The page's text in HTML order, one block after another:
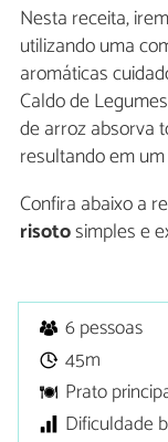
Nesta receita,
utilizando uma
aromáticas
Caldo de
de arroz absorva
resultando em
Confira abaixo a
risotosimples e
6 pessoas
45m
Prato
Dificuldade